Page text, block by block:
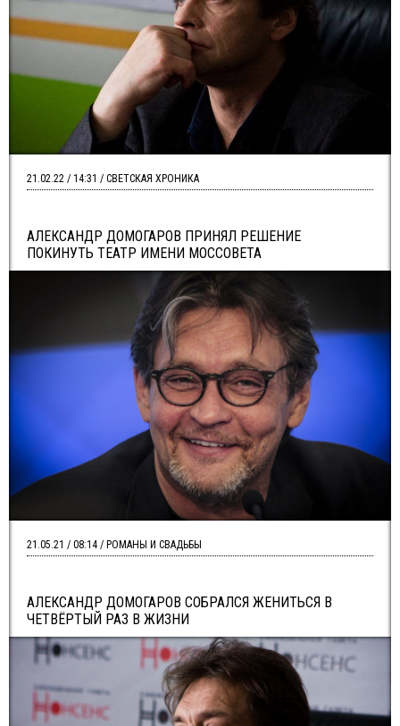
АЛЕКСАНДР ДОМОГАРОВ ПРИНЯЛ РЕШЕНИЕ
ПОКИНУТЬ ТЕАТР ИМЕНИ МОССОВЕТА
21.02.22 / 14:31 / СВЕТСКАЯ ХРОНИКА
АЛЕКСАНДР ДОМОГАРОВ СОБРАЛСЯ ЖЕНИТЬСЯ В
ЧЕТВЁРТЫЙ РАЗ В ЖИЗНИ
21.05.21 / 08:14 / РОМАНЫ И СВАДЬБЫ